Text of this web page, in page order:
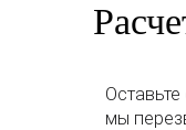
мы